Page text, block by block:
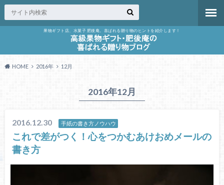
果物ギフト店、水菓子 肥後庵。喜ばれる贈り物のヒントを紹介します！
HOME 2016年 12月
2016年12月
2016.12.30 手紙の書き方ノウハウ
これで差がつく！心をつかむあけおめメールの
書き方